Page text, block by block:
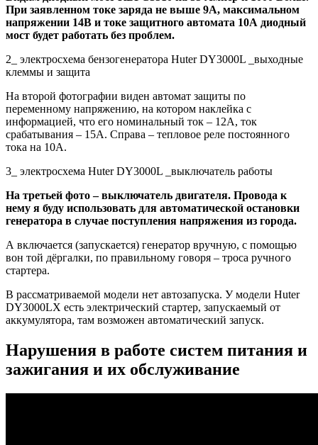
При заявленном токе заряда не выше 9А, максимальном
напряжении 14В и токе защитного автомата 10А диодный
мост будет работать без проблем.
2_ электросхема бензогенератора Huter DY3000L _выходные
клеммы и защита
На второй фотографии виден автомат защиты по
переменному напряжению, на котором наклейка с
информацией, что его номинальный ток – 12А, ток
срабатывания – 15А. Справа – тепловое реле постоянного
тока на 10А.
3_ электросхема Huter DY3000L _выключатель работы
На третьей фото – выключатель двигателя. Провода к
нему я буду использовать для автоматической остановки
генератора в случае поступления напряжения из города.
А включается (запускается) генератор вручную, с помощью
вон той дёргалки, по правильному говоря – троса ручного
стартера.
В рассматриваемой модели нет автозапуска. У модели Huter
DY3000LX есть электрический стартер, запускаемый от
аккумулятора, там возможен автоматический запуск.
Нарушения в работе систем питания и
зажигания и их обслуживание